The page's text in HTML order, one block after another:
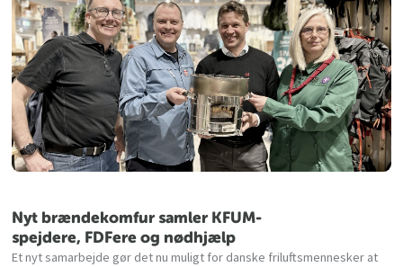
Nyt brændekomfur samler KFUM-
spejdere, FDFere og nødhjælp
Et nyt samarbejde gør det nu muligt for danske friluftsmennesker at